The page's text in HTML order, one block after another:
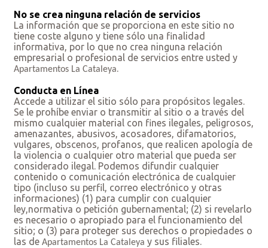
No se crea ninguna relación de servicios
La información que se proporciona en este sitio no
tiene coste alguno y tiene sólo una finalidad
informativa, por lo que no crea ninguna relación
empresarial o profesional de servicios entre usted y
Apartamentos La Cataleya.
Conducta en Línea
Accede a utilizar el sitio sólo para propósitos legales.
Se le prohíbe enviar o transmitir al sitio o a través del
mismo cualquier material con fines ilegales, peligrosos,
amenazantes, abusivos, acosadores, difamatorios,
vulgares, obscenos, profanos, que realicen apología de
la violencia o cualquier otro material que pueda ser
considerado ilegal. Podemos difundir cualquier
contenido o comunicación electrónica de cualquier
tipo (incluso su perfil, correo electrónico y otras
informaciones) (1) para cumplir con cualquier
ley,normativa o petición gubernamental; (2) si revelarlo
es necesario o apropiado para el funcionamiento del
sitio; o (3) para proteger sus derechos o propiedades o
las de Apartamentos La Cataleya y sus filiales.